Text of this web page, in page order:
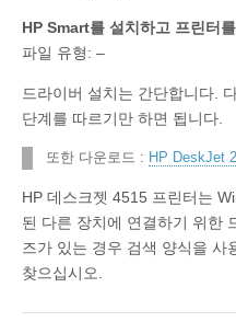
HP Smart를 설치하고 프린터
파일 유형: –
드라이버 설치는 간단합니다.
단계를 따르기만 하면 됩니다.
또한 다운로드 : HP DeskJet
HP 데스크젯 4515 프린터는
된 다른 장치에 연결하기 위한
즈가 있는 경우 검색 양식을 사
찾으십시오.